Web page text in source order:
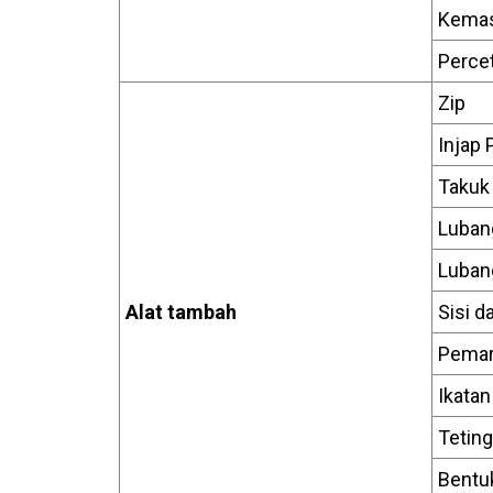
Alat tambah
Zip
Injap
Sisi